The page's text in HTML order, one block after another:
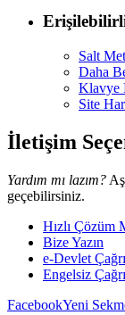
Salt
Daha
Klavye
Site
İletişim
Yardım mı lazım?
geçebilirsiniz.
Hızlı Çözüm
Bize Yazın
e-Devlet
Engelsiz
FacebookYeni